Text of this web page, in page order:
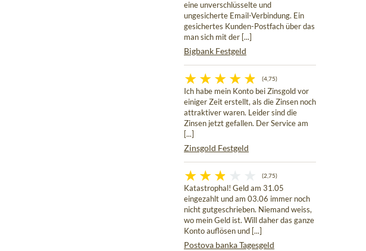
eine unverschlüsselte und
ungesicherte Email-Verbindung. Ein
gesichertes Kunden-Postfach über das
man sich mit der [...]
Bigbank Festgeld
(4,75)
Ich habe mein Konto bei Zinsgold vor
einiger Zeit erstellt, als die Zinsen noch
attraktiver waren. Leider sind die
Zinsen jetzt gefallen. Der Service am
[...]
Zinsgold Festgeld
(2,75)
Katastrophal! Geld am 31.05
eingezahlt und am 03.06 immer noch
nicht gutgeschrieben. Niemand weiss,
wo mein Geld ist. Will daher das ganze
Konto auflösen und [...]
Postova banka Tagesgeld